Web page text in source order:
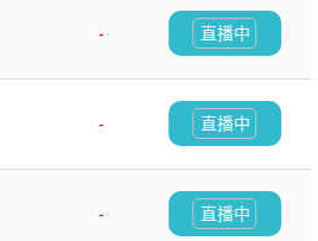
-
直播中
-
直播中
-
直播中